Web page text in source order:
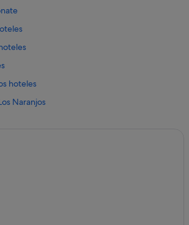
hoteles
Naranjos